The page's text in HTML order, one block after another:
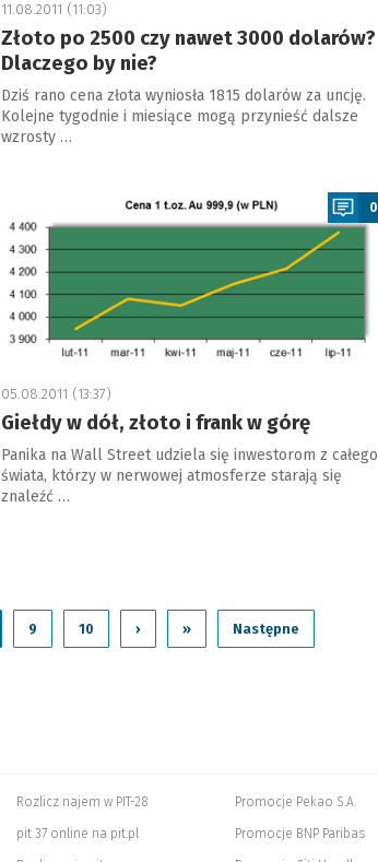
11.08.2011 (11:03)
Złoto po 2500 czy nawet 3000 dolarów?
Dlaczego by nie?
Dziś rano cena złota wyniosła 1815 dolarów za uncję.
Kolejne tygodnie i miesiące mogą przynieść dalsze
wzrosty …
0
05.08.2011 (13:37)
Giełdy w dół, złoto i frank w górę
Panika na Wall Street udziela się inwestorom z całego
świata, którzy w nerwowej atmosferze starają się
znaleźć …
9 10 › » Następne
Rozlicz najem w PIT-28
pit 37 online na pit.pl
Promocje Pekao S.A.
Promocje BNP Paribas